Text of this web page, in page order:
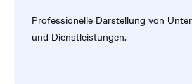
Professionelle Darstellung von
und Dienstleistungen.